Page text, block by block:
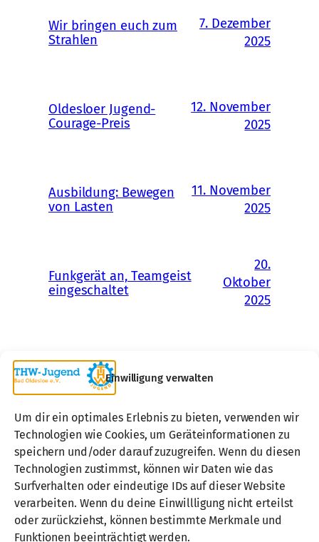
Einwilligung verwalten
Um dir ein optimales Erlebnis zu bieten, verwenden wir
Technologien wie Cookies, um Geräteinformationen zu
speichern und/oder darauf zuzugreifen. Wenn du diesen
Technologien zustimmst, können wir Daten wie das
Surfverhalten oder eindeutige IDs auf dieser Website
verarbeiten. Wenn du deine Einwillligung nicht erteilst
oder zurückziehst, können bestimmte Merkmale und
Funktionen beeinträchtigt werden.
Wir bringen euch zum
Strahlen
7. Dezember
2025
Oldesloer Jugend-
Courage-Preis
12. November
2025
Ausbildung: Bewegen
von Lasten
11. November
2025
Funkgerät an, Teamgeist
eingeschaltet
20.
Oktober
2025
Über uns